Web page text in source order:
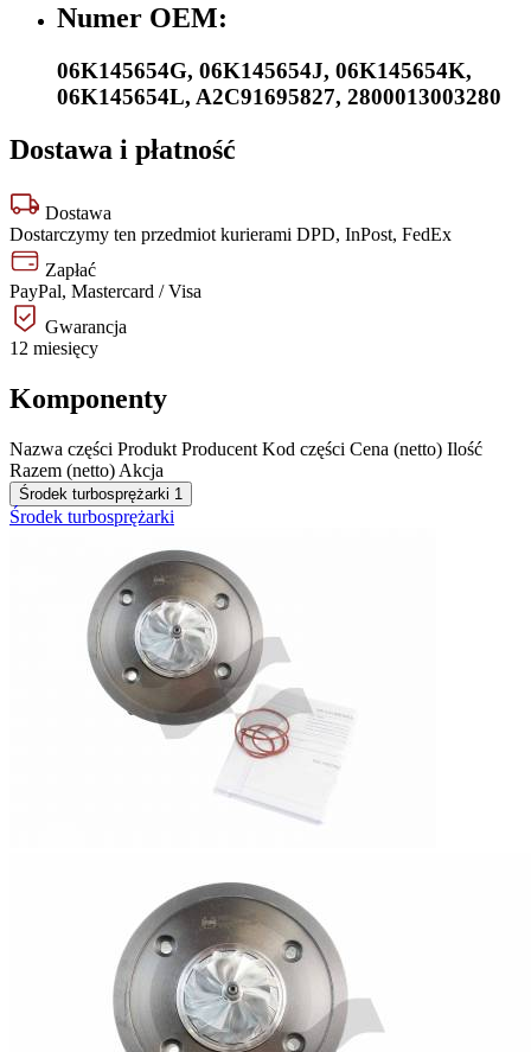
Numer OEM:
06K145654G, 06K145654J, 06K145654K,
06K145654L, A2C91695827, 2800013003280
Dostawa i płatność
Dostawa
Dostarczymy ten przedmiot kurierami DPD, InPost, FedEx
Zapłać
PayPal, Mastercard / Visa
Gwarancja
12 miesięcy
Komponenty
Nazwa części Produkt Producent Kod części Cena (netto) Ilość
Razem (netto) Akcja
Środek turbosprężarki 1
Środek turbosprężarki